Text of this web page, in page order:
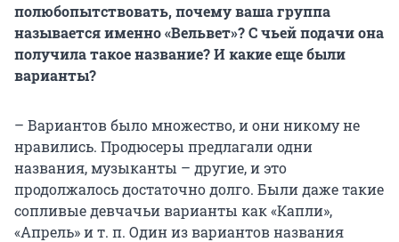
полюбопытствовать, почему ваша группа
называется именно «Вельвет»? С чьей подачи она
получила такое название? И какие еще были
варианты?
– Вариантов было множество, и они никому не
нравились. Продюсеры предлагали одни
названия, музыканты – другие, и это
продолжалось достаточно долго. Были даже такие
сопливые девчачьи варианты как «Капли»,
«Апрель» и т. п. Один из вариантов названия